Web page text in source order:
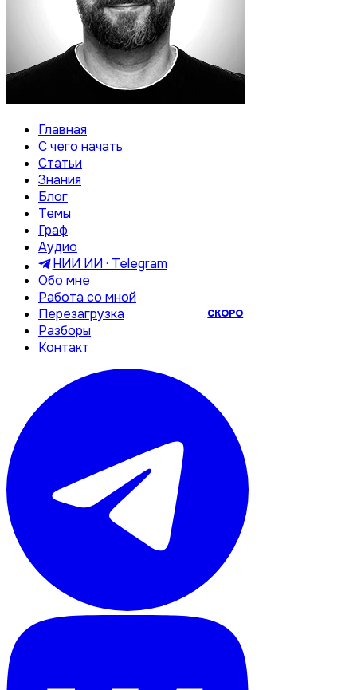
Главная
С чего начать
Статьи
Знания
Блог
Темы
Граф
Аудио
НИИ ИИ · Telegram
Обо мне
Работа со мной
Перезагрузка
СКОРО
Разборы
Контакт